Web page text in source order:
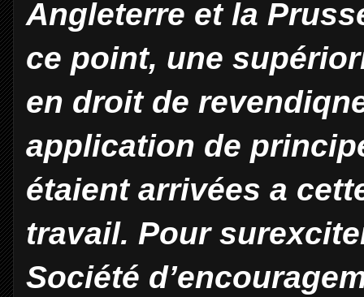
Angleterre et la
ce point, une
en droit de
application de
étaient arrivées a
travail. Pour
Société